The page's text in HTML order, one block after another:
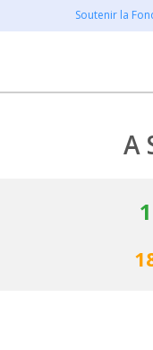
Soutenir la
A
1